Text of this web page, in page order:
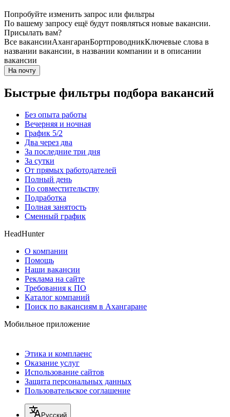
Попробуйте изменить запрос или фильтры
По вашему запросу ещё будут появляться новые вакансии.
Присылать вам?
Все вакансииАхангаранБортпроводникКлючевые слова в
названии вакансии, в названии компании и в описании
вакансии
На почту
Быстрые фильтры подбора вакансий
Без опыта работы
Вечерняя и ночная
График 5/2
Два через два
За последние три дня
За сутки
От прямых работодателей
Полный день
По совместительству
Подработка
Полная занятость
Сменный график
HeadHunter
О компании
Помощь
Наши вакансии
Реклама на сайте
Требования к ПО
Каталог компаний
Поиск по вакансиям в Ахангаране
Мобильное приложение
Этика и комплаенс
Оказание услуг
Использование сайтов
Защита персональных данных
Пользовательское соглашение
Русский